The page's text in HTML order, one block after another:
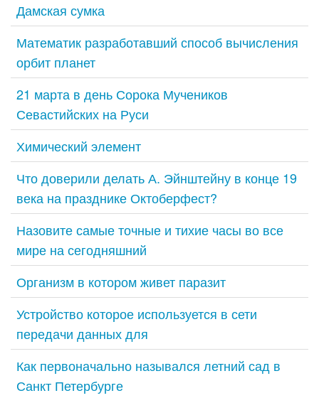
Дамская сумка
Математик разработавший способ вычисления
орбит планет
21 марта в день Сорока Мучеников
Севастийских на Руси
Химический элемент
Что доверили делать А. Эйнштейну в конце 19
века на празднике Октоберфест?
Назовите самые точные и тихие часы во все
мире на сегодняшний
Организм в котором живет паразит
Устройство которое используется в сети
передачи данных для
Как первоначально назывался летний сад в
Санкт Петербурге